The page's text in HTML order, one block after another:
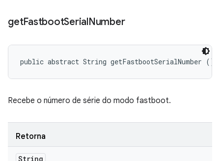
getFastbootSerialNumber
public abstract String getFastbootSerialNumber ()
Recebe o número de série do modo fastboot.
Retorna
String